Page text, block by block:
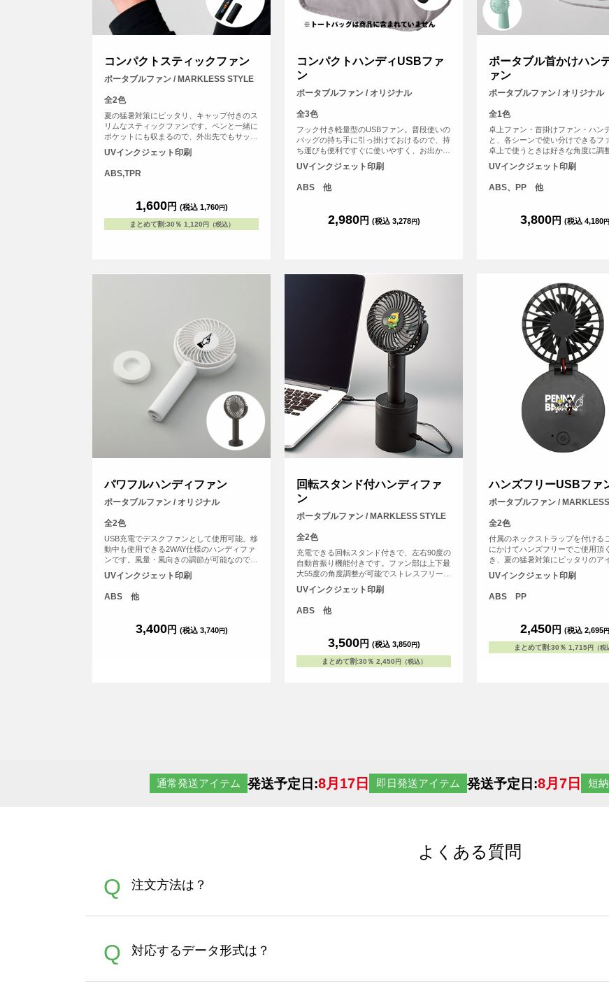
コンパクトスティックファン
ポータブルファン / MARKLESS STYLE
全2色
夏の猛暑対策にピッタリ、キャップ付きのス
リムなスティックファンです。ペンと一緒に
ポケットにも収まるので、外出先でもサッと
取り出してスマートに使うことができます。
ファンの中でも柄の部分へのオリジナルプリ
す。電池式なのでいつでもどこでも手軽に使
UVインクジェット印刷
ABS,TPR
1,600円 (税込 1,760円)
まとめて割:30％ 1,120 円（税込）
コンパクトハンディUSBファ
ン
ポータブルファン / オリジナル
全3色
フック付き軽量型のUSBファン。普段使いの
バッグの持ち手に引っ掛けておけるので、持
ち運びも便利ですぐに使いやすく、お出かけ
時に重宝します。室内ではフックを横にして
スタンドファンとしても活躍！ カバー部分
へオリジナルプリントが可能な為、広めのフ
ルカラープリントやよりオリジナリティあふ
UVインクジェット印刷
ABS 他
2,980円 (税込 3,278円)
ポータブル首かけハン
ァン
ポータブルファン / オリジナル
全1色
卓上ファン・首掛けファン・ハン
と、各シーンで使い分けできるフ
卓上で使うときは好きな角度に調
するとGOOD！快適な涼しさをお
す。扇風機部分中央の丸い部分へ
デザインをプリント頂けます。
UVインクジェット印刷
ABS、PP 他
3,800円 (税込 4,180円
パワフルハンディファン
ポータブルファン / オリジナル
全2色
USB充電でデスクファンとして使用可能。移
動中も使用できる2WAY仕様のハンディファ
ンです。風量・風向きの調節が可能なので、
状況に応じてお好みの風量・風向きでお使い
いただくことができます。また、電源ボタン
には誤作動防止機能が付いており、通勤鞄の
中で勝手に起動し充電切れになってしまっ
UVインクジェット印刷
ABS 他
3,400円 (税込 3,740円)
回転スタンド付ハンディファ
ン
ポータブルファン / MARKLESS STYLE
全2色
充電できる回転スタンド付きで、左右90度の
自動首振り機能付きです。ファン部は上下最
大55度の角度調整が可能でストレスフリーで
す。3段階の風量調節が可能で、自分好みに
調節が可能です。USB充電で最長4時間連続
使用が可能です。（風量「中」の場合）ハン
ディファン本体とスタンドそれぞれに名入れ
UVインクジェット印刷
ABS 他
3,500円 (税込 3,850円)
まとめて割:30％ 2,450 円（税込）
ハンズフリーUSBファ
ポータブルファン /
全2色
付属のネックストラップを付ける
にかけてハンズフリーでご使用頂
き、夏の猛暑対策にピッタリのア
す。 また、デスクファンとしても
ける２WAY仕様となっております。
UVインクジェット印刷
ABS PP
2,450円 (税込 2,695円
まとめて割:30％ 1,715円（税
通常発送アイテム 発送予定日:8月17日 即日発送アイテム 発送予定日:8月7日 短
よくある質問
Q 注文方法は？
A
す。 30枚以上やシルク印刷など、大口注文の場合は、サポートが担当する
さい。製作する数量が多ければ多いほど、オンデマンドサービスよりも低価格で製作す
Q 対応するデータ形式は？